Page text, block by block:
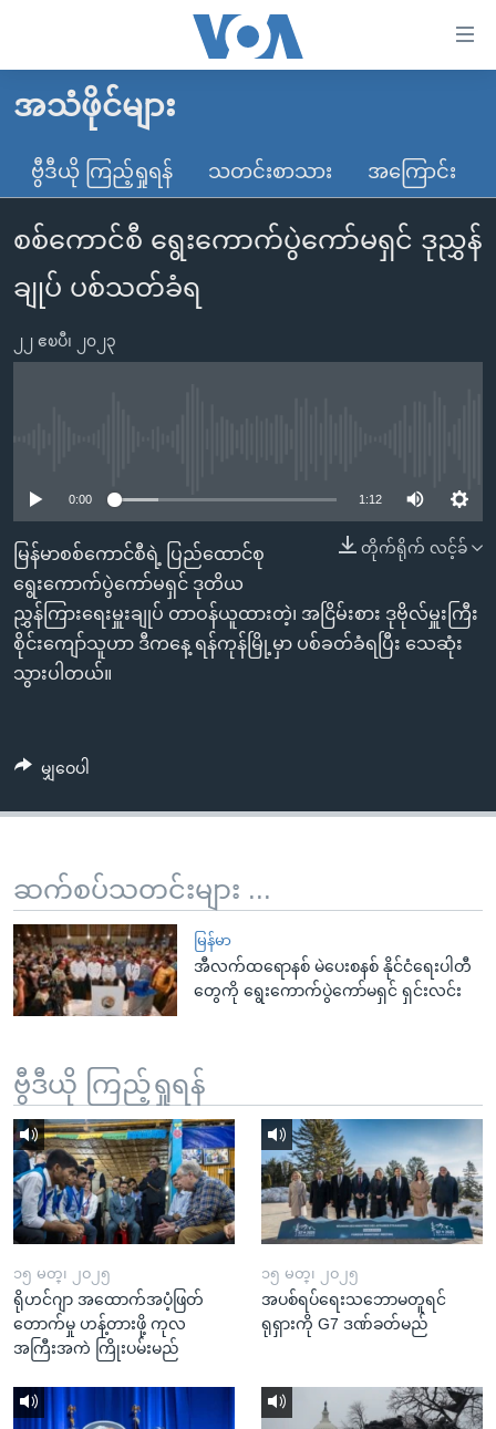
လွယ်ကူ
သည့်
Link
များ
ပင်မ
သို့
စာမျက်နှာ
သို့
ကျော်
ကြည့်
ရန်
နေရာ
မူလစာမျက်နှာ
မြန်မာ
ကမ္ဘာ့သတင်းများ
နိုင်ငံတကာ
အမေရိကန်
အစ္စရေး-ပါလက်စတိုင်း
ဗွီဒီယို
သတင်းလွတ်လပ်ခွင့်
ရပ်ဝန်းတခု လမ်းတခု အလွန်
အင်္ဂလိပ်စာလေ့လာမယ်
ဗွီအိုအေ လူမှုကွန်ယက်များ
အသံဖိုင်များ
ဗွီဒီယို ကြည့်ရှုရန် သတင်းစာသား အကြောင်း
စစ်ကောင်စီ ရွေးကောက်ပွဲကော်မရှင် ဒုညွှန်
ချုပ် ပစ်သတ်ခံရ
၂၂ ဧၿပီ၊ ၂၀၂၃
0:00 1:12
တိုက်ရိုက် လင့်ခ်
မြန်မာစစ်ကောင်စီရဲ့ ပြည်ထောင်စု
ရွေးကောက်ပွဲကော်မရှင် ဒုတိယ
ညွှန်ကြားရေးမှူးချုပ် တာဝန်ယူထားတဲ့၊ အငြိမ်းစား ဒုဗိုလ်မှူးကြီး
စိုင်းကျော်သူဟာ ဒီကနေ့ ရန်ကုန်မြို့မှာ ပစ်ခတ်ခံရပြီး သေဆုံး
သွားပါတယ်။
မျှဝေပါ
ဆက်စပ်သတင်းများ ...
မြန်မာ
အီလက်ထရောနစ် မဲပေးစနစ် နိုင်ငံရေးပါတီ
တွေကို ရွေးကောက်ပွဲကော်မရှင် ရှင်းလင်း
ဗွီဒီယို ကြည့်ရှုရန်
၁၅ မတ္၊ ၂၀၂၅
ရိုဟင်ဂျာ အထောက်အပံ့ဖြတ်
တောက်မှု ဟန့်တားဖို့ ကုလ
အကြီးအကဲ ကြိုးပမ်းမည်
၁၅ မတ္၊ ၂၀၂၅
အပစ်ရပ်ရေးသဘောမတူရင်
ရုရှားကို G7 ဒဏ်ခတ်မည်